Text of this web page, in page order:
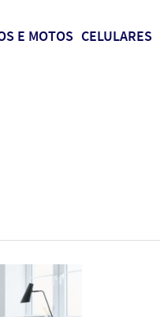
E MOTOS CELULARES